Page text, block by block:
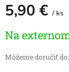
5,90 € / ks
cena:
Na
Môžeme doručiť do: